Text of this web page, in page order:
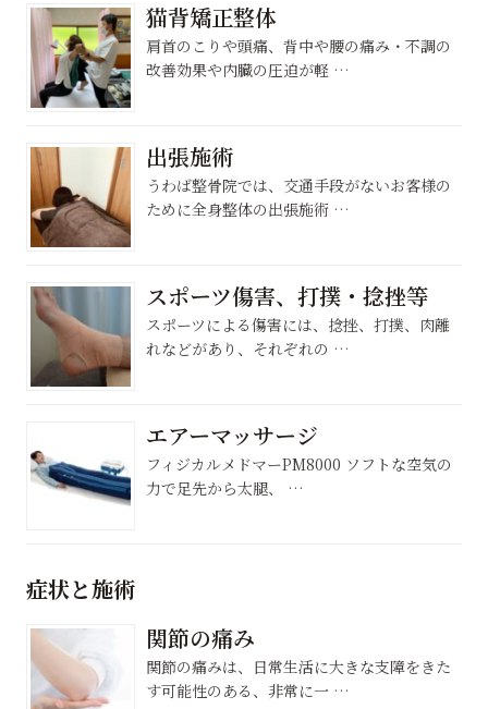
猫背矯正整体
肩首のこりや頭痛、背中や腰の痛み・不調の
改善効果や内臓の圧迫が軽 …
出張施術
うわば整骨院では、交通手段がないお客様の
ために全身整体の出張施術 …
スポーツ傷害、打撲・捻挫等
スポーツによる傷害には、捻挫、打撲、肉離
れなどがあり、それぞれの …
エアーマッサージ
フィジカルメドマーPM8000 ソフトな空気の
力で足先から太腿、 …
症状と施術
関節の痛み
関節の痛みは、日常生活に大きな支障をきた
す可能性のある、非常に一 …